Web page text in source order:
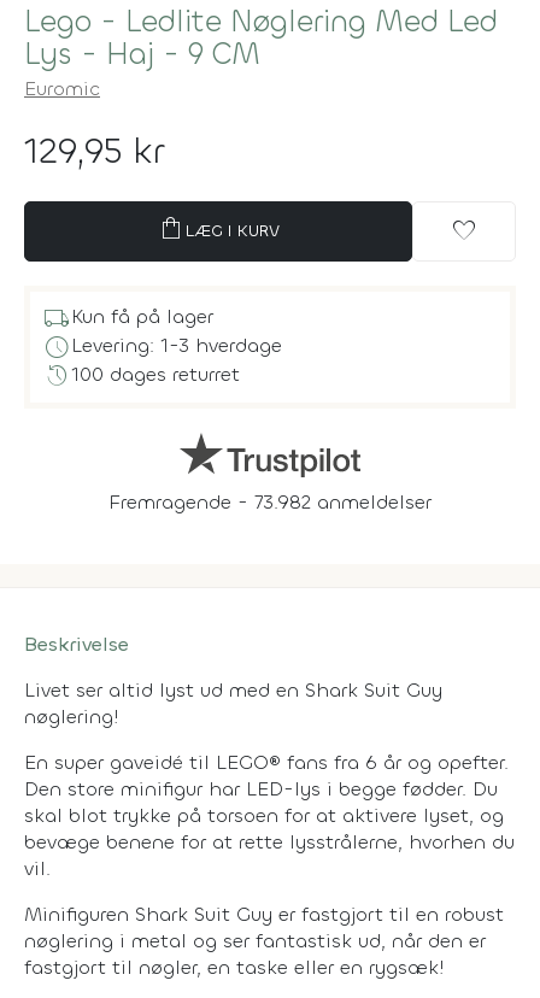
Lego - Ledlite Nøglering Med Led
Lys - Haj - 9 CM
Euromic
129,95 kr
shopping_bag LÆG I KURV favorite
local_shippingKun få på lager
scheduleLevering: 1-3 hverdage
history100 dages returret
Fremragende - 73.982 anmeldelser
Beskrivelse
Livet ser altid lyst ud med en Shark Suit Guy
nøglering!
En super gaveidé til LEGO® fans fra 6 år og opefter.
Den store minifigur har LED-lys i begge fødder. Du
skal blot trykke på torsoen for at aktivere lyset, og
bevæge benene for at rette lysstrålerne, hvorhen du
vil.
Minifiguren Shark Suit Guy er fastgjort til en robust
nøglering i metal og ser fantastisk ud, når den er
fastgjort til nøgler, en taske eller en rygsæk!